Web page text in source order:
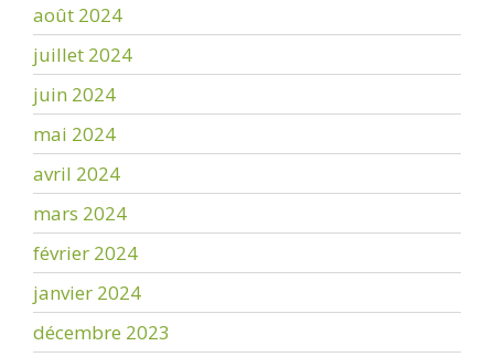
août 2024
juillet 2024
juin 2024
mai 2024
avril 2024
mars 2024
février 2024
janvier 2024
décembre 2023